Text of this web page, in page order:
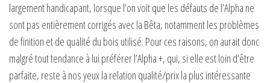
largement handicapant, lorsque l’on voit que les défauts de l’Alpha ne
sont pas entièrement corrigés avec la Bêta, notamment les problèmes
de finition et de qualité du bois utilisé. Pour ces raisons, on aurait donc
malgré tout tendance à lui préférer l’Alpha +, qui, si elle est loin d’être
parfaite, reste à nos yeux la relation qualité/prix la plus intéressante